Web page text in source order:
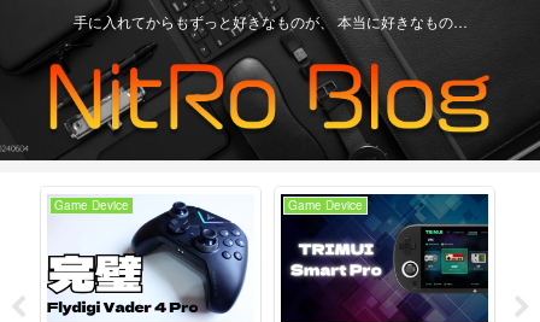
手に入れてからもずっと好きなものが、 本当に好きなもの…
Game Device Game Device